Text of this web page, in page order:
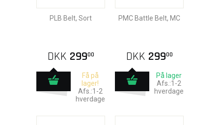
PLB Belt, Sort
DKK 29900
Få på
lager!
Afs.:1-2
hverdage
PMC Battle Belt, MC
DKK 29900
På lager
Afs.:1-2
hverdage